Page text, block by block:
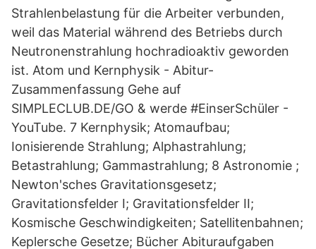
Strahlenbelastung für die Arbeiter verbunden,
weil das Material während des Betriebs durch
Neutronenstrahlung hochradioaktiv geworden
ist. Atom und Kernphysik - Abitur-
Zusammenfassung Gehe auf
SIMPLECLUB.DE/GO & werde #EinserSchüler -
YouTube. 7 Kernphysik; Atomaufbau;
Ionisierende Strahlung; Alphastrahlung;
Betastrahlung; Gammastrahlung; 8 Astronomie ;
Newton'sches Gravitationsgesetz;
Gravitationsfelder I; Gravitationsfelder II;
Kosmische Geschwindigkeiten; Satellitenbahnen;
Keplersche Gesetze; Bücher Abituraufgaben